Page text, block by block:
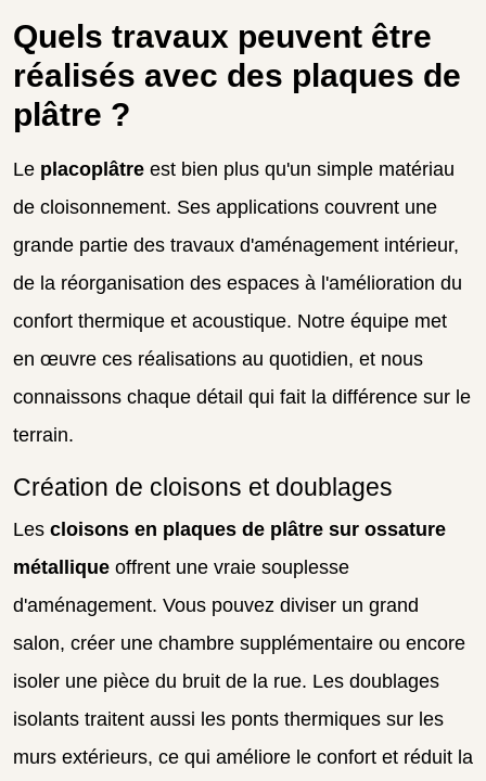
Quels travaux peuvent être
réalisés avec des plaques de
plâtre ?
Le placoplâtre est bien plus qu'un simple matériau
de cloisonnement. Ses applications couvrent une
grande partie des travaux d'aménagement intérieur,
de la réorganisation des espaces à l'amélioration du
confort thermique et acoustique. Notre équipe met
en œuvre ces réalisations au quotidien, et nous
connaissons chaque détail qui fait la différence sur le
terrain.
Création de cloisons et doublages
Les cloisons en plaques de plâtre sur ossature
métallique offrent une vraie souplesse
d'aménagement. Vous pouvez diviser un grand
salon, créer une chambre supplémentaire ou encore
isoler une pièce du bruit de la rue. Les doublages
isolants traitent aussi les ponts thermiques sur les
murs extérieurs, ce qui améliore le confort et réduit la